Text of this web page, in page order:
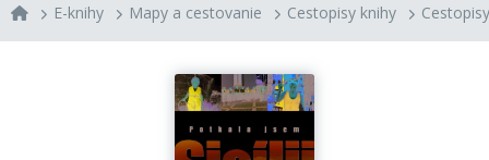
E-knihy Mapy a cestovanie Cestopisy knihy